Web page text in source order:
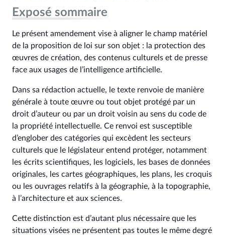
Exposé sommaire
Le présent amendement vise à aligner le champ matériel
de la proposition de loi sur son objet : la protection des
œuvres de création, des contenus culturels et de presse
face aux usages de l’intelligence artificielle.
Dans sa rédaction actuelle, le texte renvoie de manière
générale à toute œuvre ou tout objet protégé par un
droit d’auteur ou par un droit voisin au sens du code de
la propriété intellectuelle. Ce renvoi est susceptible
d’englober des catégories qui excèdent les secteurs
culturels que le législateur entend protéger, notamment
les écrits scientifiques, les logiciels, les bases de données
originales, les cartes géographiques, les plans, les croquis
ou les ouvrages relatifs à la géographie, à la topographie,
à l’architecture et aux sciences.
Cette distinction est d’autant plus nécessaire que les
situations visées ne présentent pas toutes le même degré